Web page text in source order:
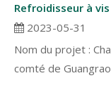
2023-05-31
Nom du projet :
comté de